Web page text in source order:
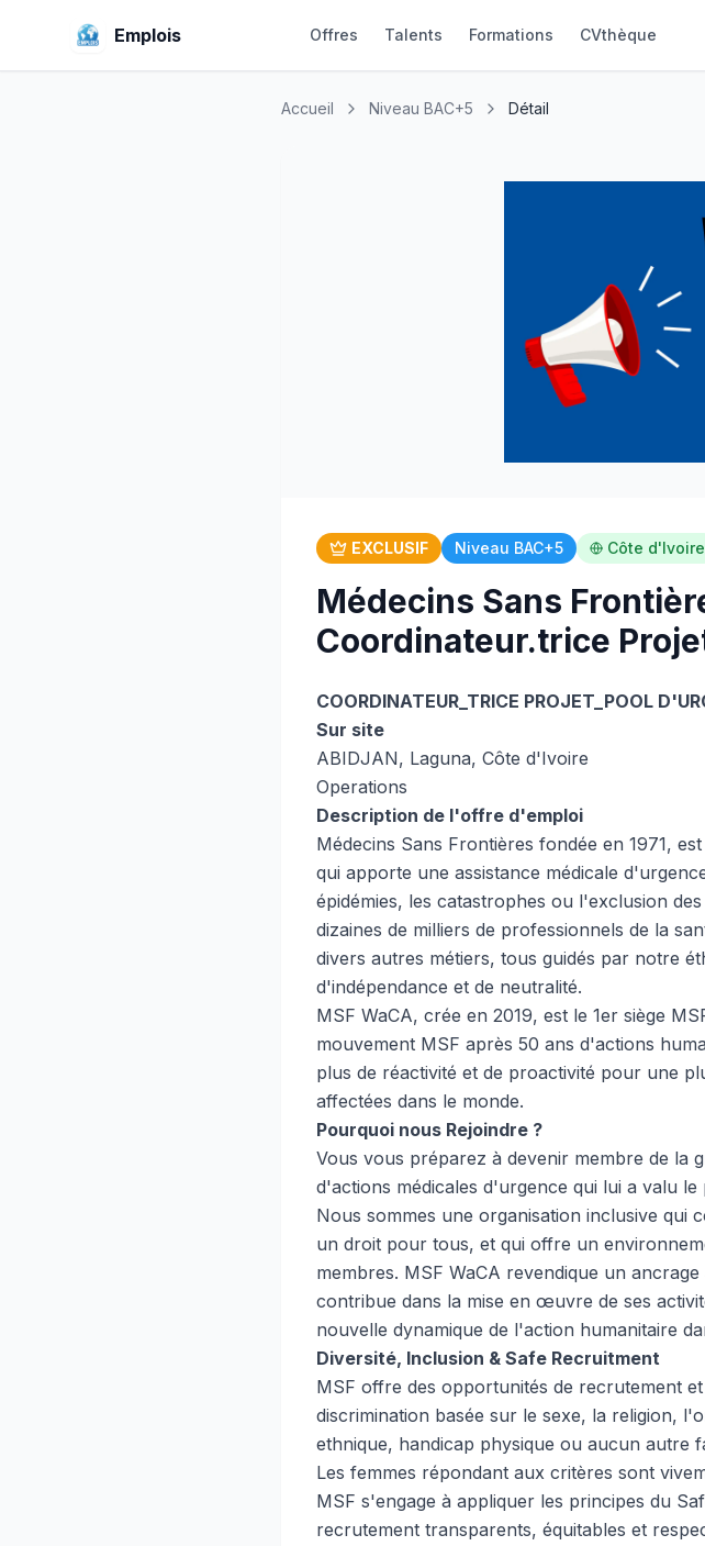
Emplois Offres Talents Formations CVthèque
Accueil Niveau BAC+5 Détail
EXCLUSIF Niveau BAC+5 Côte d'Ivoire
Médecins Sans
Coordinateur.trice
COORDINATEUR_TRICE PROJET_POOL
Sur site
ABIDJAN, Laguna, Côte d'Ivoire
Operations
Description de l'offre d'emploi
Médecins Sans Frontières fondée en 1971,
qui apporte une assistance médicale
épidémies, les catastrophes ou l'exclusion
dizaines de milliers de professionnels de la
divers autres métiers, tous guidés par notre
d'indépendance et de neutralité.
MSF WaCA, crée en 2019, est le 1er siège
mouvement MSF après 50 ans d'actions
plus de réactivité et de proactivité pour une
affectées dans le monde.
Pourquoi nous Rejoindre ?
Vous vous préparez à devenir membre de la
d'actions médicales d'urgence qui lui a valu
Nous sommes une organisation inclusive qui
un droit pour tous, et qui offre un
membres. MSF WaCA revendique un
contribue dans la mise en œuvre de ses
nouvelle dynamique de l'action humanitaire
Diversité, Inclusion & Safe Recruitment
MSF offre des opportunités de recrutement
discrimination basée sur le sexe, la religion,
ethnique, handicap physique ou aucun autre
Les femmes répondant aux critères sont
MSF s'engage à appliquer les principes du
recrutement transparents, équitables et